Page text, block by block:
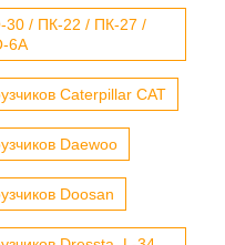
30 / ПК-22 / ПК-27 /
6А
Caterpillar CAT
Daewoo
Doosan